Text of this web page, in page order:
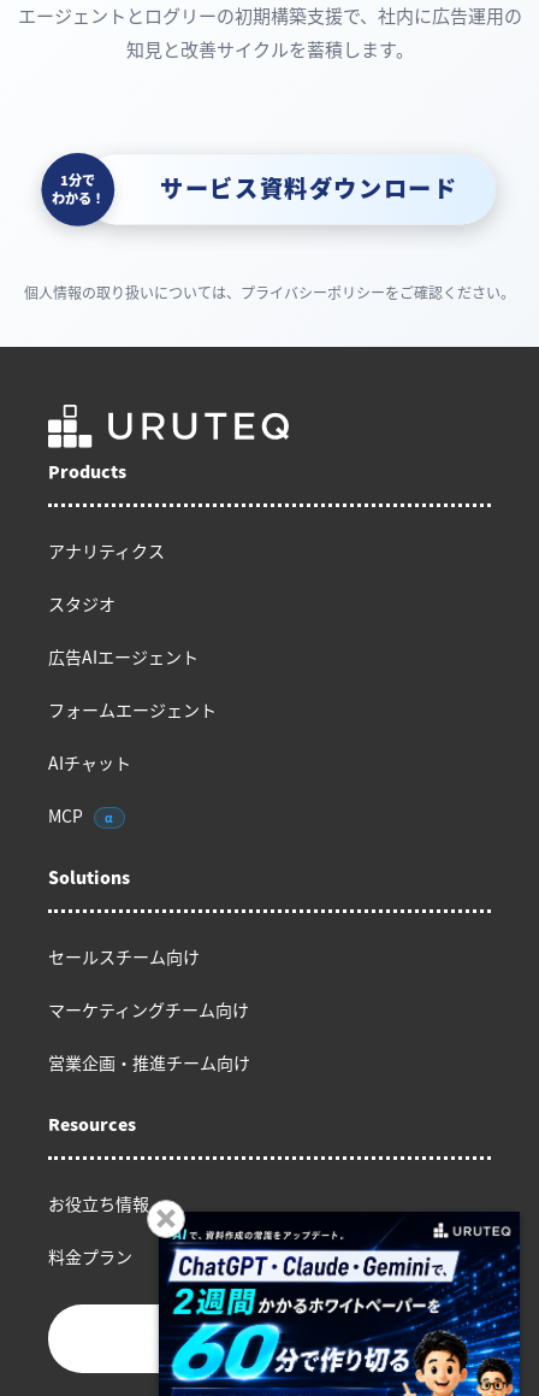
エージェントとログリーの初期構築支援で、社内に広告運用の
知見と改善サイクルを蓄積します。
サービス資料ダウンロード
1分で
わかる！
個人情報の取り扱いについては、プライバシーポリシーをご確認ください。
Products
アナリティクス
スタジオ
広告AIエージェント
フォームエージェント
AIチャット
MCP α
Solutions
セールスチーム向け
マーケティングチーム向け
営業企画・推進チーム向け
Resources
お役立ち情報
料金プラン
お問い合わせ